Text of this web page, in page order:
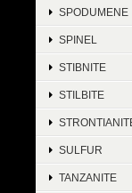
SPODUMENE
SPINEL
STIBNITE
STILBITE
SULFUR
TANZANITE